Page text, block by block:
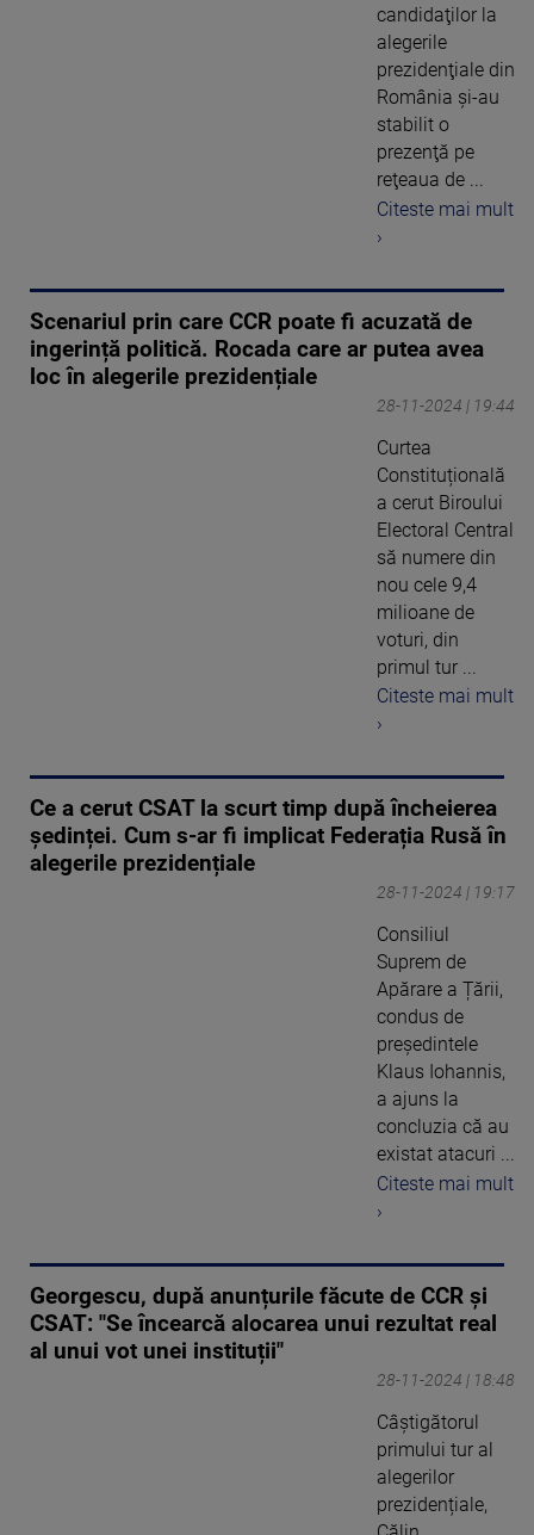
candidaţilor la
alegerile
prezidenţiale din
România şi-au
stabilit o
prezenţă pe
reţeaua de ...
Citeste mai mult
›
Scenariul prin care CCR poate fi acuzată de
ingerință politică. Rocada care ar putea avea
loc în alegerile prezidențiale
28-11-2024 | 19:44
Curtea
Constituțională
a cerut Biroului
Electoral Central
să numere din
nou cele 9,4
milioane de
voturi, din
primul tur ...
Citeste mai mult
›
Ce a cerut CSAT la scurt timp după încheierea
ședinței. Cum s-ar fi implicat Federația Rusă în
alegerile prezidențiale
28-11-2024 | 19:17
Consiliul
Suprem de
Apărare a Țării,
condus de
președintele
Klaus Iohannis,
a ajuns la
concluzia că au
existat atacuri ...
Citeste mai mult
›
Georgescu, după anunțurile făcute de CCR și
CSAT: "Se încearcă alocarea unui rezultat real
al unui vot unei instituții"
28-11-2024 | 18:48
Câștigătorul
primului tur al
alegerilor
prezidențiale,